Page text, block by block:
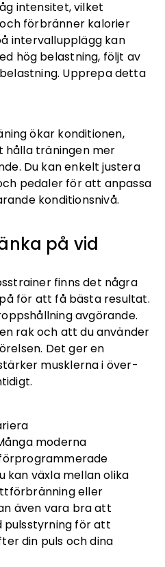
intensitet, vilket
förbränner kalorier
intervallupplägg kan
hög belastning, följt av
Upprepa detta
ökar konditionen,
hålla träningen mer
Du kan enkelt justera
pedaler för att anpassa
konditionsnivå.
på vid
finns det några
för att få bästa resultat.
avgörande.
rak och att du använder
Det ger en
musklerna i över-
moderna
kan växla mellan olika
eller
även vara bra att
pulsstyrning för att
din puls och dina